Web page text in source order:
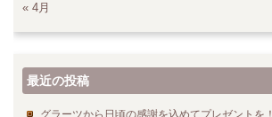
« 4月
最近の投稿
グラーツから日頃の感謝を込めてプレゼントを！